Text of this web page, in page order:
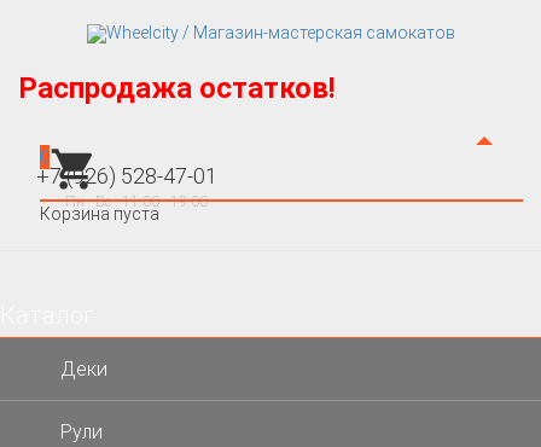
Распродажа остатков!
+7 (926) 528-47-01
Пн - Вс : 11:00 - 19:00
0
Корзина пуста
Деки
Рули